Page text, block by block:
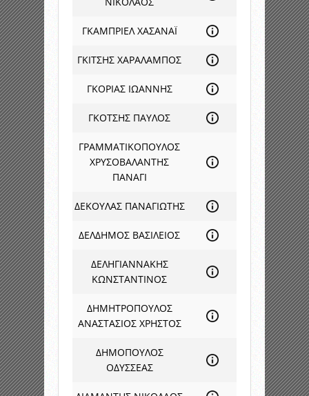
ΓΚΑΜΠΡΙΕΛ ΧΑΣΑΝΑΪ
ΓΚΙΤΣΗΣ ΧΑΡΑΛΑΜΠΟΣ
ΓΚΟΡΙΑΣ ΙΩΑΝΝΗΣ
ΓΚΟΤΣΗΣ ΠΑΥΛΟΣ
ΓΡΑΜΜΑΤΙΚΟΠΟΥΛΟΣ
ΧΡΥΣΟΒΑΛΑΝΤΗΣ
ΠΑΝΑΓΙ
ΔΕΚΟΥΛΑΣ ΠΑΝΑΓΙΩΤΗΣ
ΔΕΛΔΗΜΟΣ ΒΑΣΙΛΕΙΟΣ
ΔΕΛΗΓΙΑΝΝΑΚΗΣ
ΚΩΝΣΤΑΝΤΙΝΟΣ
ΔΗΜΗΤΡΟΠΟΥΛΟΣ
ΑΝΑΣΤΑΣΙΟΣ ΧΡΗΣΤΟΣ
ΔΗΜΟΠΟΥΛΟΣ
ΟΔΥΣΣΕΑΣ